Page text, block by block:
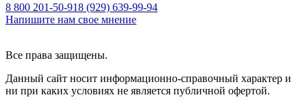
8 800 201-50-918 (929) 639-99-94
Напишите нам свое мнение
Все права защищены.
Данный сайт носит информационно-справочный характер и
ни при каких условиях не является публичной офертой.